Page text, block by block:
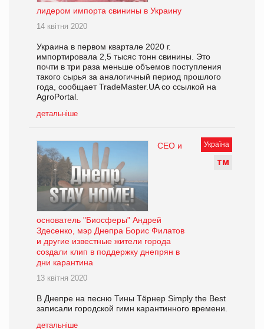
лидером импорта свинины в Украину
14 квітня 2020
Украина в первом квартале 2020 г.
импортировала 2,5 тысяс тонн свинины. Это
почти в три раза меньше объемов поступления
такого сырья за аналогичный период прошлого
года, сообщает TradeMaster.UA со ссылкой на
AgroPortal.
детальніше
Україна
ТМ
СEO и
основатель "Биосферы" Андрей
Здесенко, мэр Днепра Борис Филатов
и другие известные жители города
создали клип в поддержку днепрян в
дни карантина
13 квітня 2020
В Днепре на песню Тины Тёрнер Simply the Best
записали городской гимн карантинного времени.
детальніше